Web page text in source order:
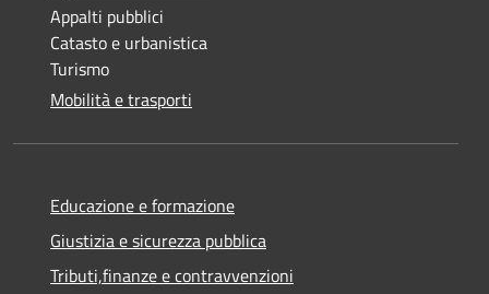
Appalti pubblici
Catasto e urbanistica
Turismo
Mobilità e trasporti
Educazione e formazione
Giustizia e sicurezza pubblica
Tributi,finanze e contravvenzioni